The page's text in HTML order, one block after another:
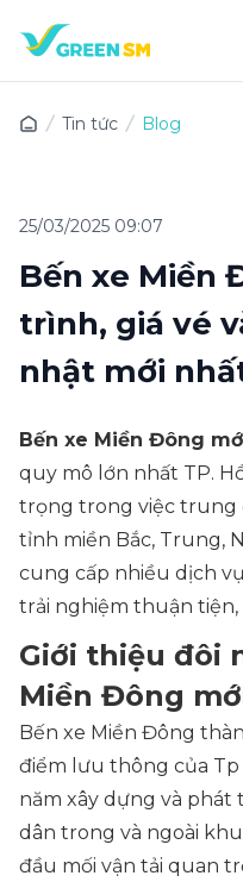
Tin tức Blog
25/03/2025 09:07
Bến xe Miền
trình, giá vé
nhật mới
Bến xe Miền Đông
quy mô lớn nhất TP.
trọng trong việc trung
tỉnh miền Bắc, Trung,
cung cấp nhiều dịch
trải nghiệm thuận tiện,
Giới thiệu đôi
Miền Đông
Bến xe Miền Đông
điểm lưu thông của Tp
năm xây dựng và phát
dân trong và ngoài
đầu mối vận tải quan